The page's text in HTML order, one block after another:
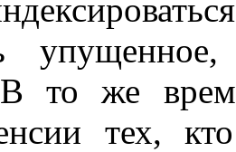
В то же
тех,